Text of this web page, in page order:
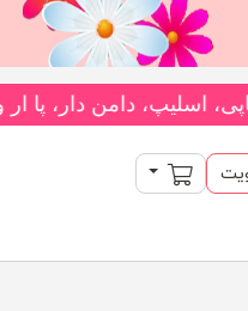
را از فروشگاه ما بخواهید! 👗 متنوع‌ترین کلکسیون
سبد خرید